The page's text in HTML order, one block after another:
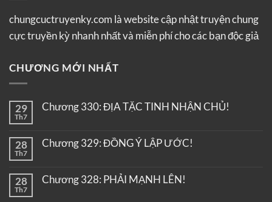
chungcuctruyenky.com là website cập nhật truyện chung
cực truyền kỳ nhanh nhất và miễn phí cho các bạn độc giả
CHƯƠNG MỚI NHẤT
29
Th7
Chương 330: ĐỊA TẶC TINH NHẬN CHỦ!
28
Th7
Chương 329: ĐỒNG Ý LẬP ƯỚC!
28
Th7
Chương 328: PHẢI MẠNH LÊN!